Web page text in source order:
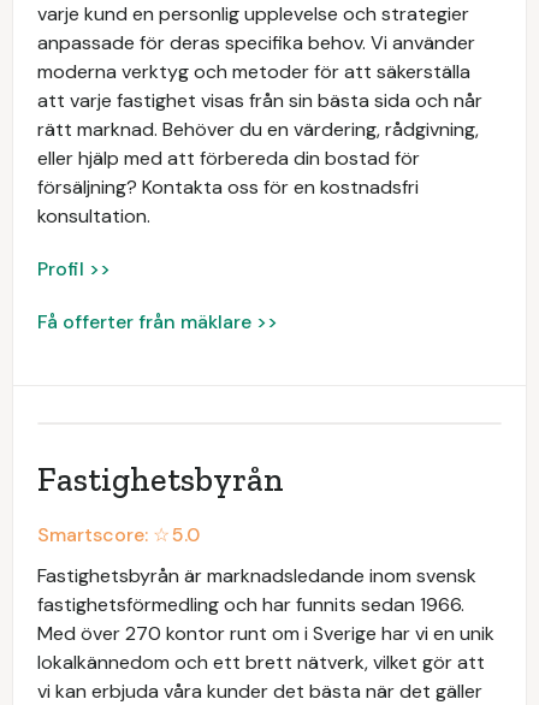
varje kund en personlig upplevelse och strategier
anpassade för deras specifika behov. Vi använder
moderna verktyg och metoder för att säkerställa
att varje fastighet visas från sin bästa sida och når
rätt marknad. Behöver du en värdering, rådgivning,
eller hjälp med att förbereda din bostad för
försäljning? Kontakta oss för en kostnadsfri
konsultation.
Profil >>
Få offerter från mäklare >>
Fastighetsbyrån
Smartscore: ☆5.0
Fastighetsbyrån är marknadsledande inom svensk
fastighetsförmedling och har funnits sedan 1966.
Med över 270 kontor runt om i Sverige har vi en unik
lokalkännedom och ett brett nätverk, vilket gör att
vi kan erbjuda våra kunder det bästa när det gäller